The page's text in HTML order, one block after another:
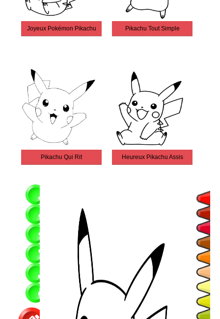
Joyeux Pokémon Pikachu Pikachu Tout Simple
Pikachu Qui Rit Heureux Pikachu Assis